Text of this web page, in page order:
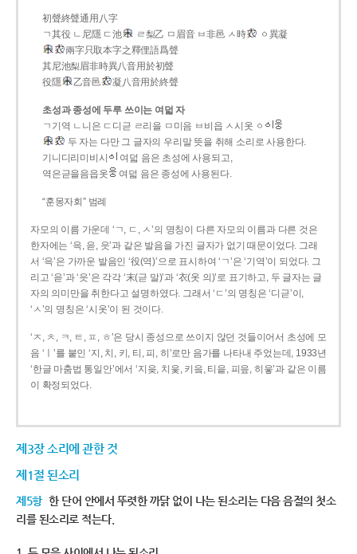
初聲終聲通用八字
ㄱ其役 ㄴ尼隱 ㄷ池
ㄹ梨乙 ㅁ眉音 ㅂ非邑 ㅅ時
ㆁ異凝
兩字只取本字之釋俚語爲聲
其尼池梨眉非時異八音用於初聲
役隱
乙音邑 凝八音用於終聲
초성과 종성에 두루 쓰이는 여덟 자
ㄱ기역 ㄴ니은 ㄷ디귿 ㄹ리을 ㅁ미음 ㅂ비읍 ㅅ시옷 ㆁ
두 자는 다만 그 글자의 우리말 뜻을 취해 소리로 사용한다.
기니디리미비시
여덟 음은 초성에 사용되고,
역은귿을음읍옷
여덟 음은 종성에 사용된다.
“훈몽자회” 범례
자모의 이름 가운데 ‘ㄱ, ㄷ, ㅅ’의 명칭이 다른 자모의 이름과 다른 것은
한자에는 ‘윽, 읃, 읏’과 같은 발음을 가진 글자가 없기 때문이었다. 그래
서 ‘윽’은 가까운 발음인 ‘役(역)’으로 표시하여 ‘ㄱ’은 ‘기역’이 되었다. 그
리고 ‘읃’과 ‘읏’은 각각 ‘末(귿 말)’과 ‘衣(옷 의)’로 표기하고, 두 글자는 글
자의 의미만을 취한다고 설명하였다. 그래서 ‘ㄷ’의 명칭은 ‘디귿’이,
‘ㅅ’의 명칭은 ‘시옷’이 된 것이다.
‘ㅈ, ㅊ, ㅋ, ㅌ, ㅍ, ㅎ’은 당시 종성으로 쓰이지 않던 것들이어서 초성에 모
음 ‘ㅣ’를 붙인 ‘지, 치, 키, 티, 피, 히’로만 음가를 나타내 주었는데, 1933년
‘한글 마춤법 통일안’에서 ‘지읒, 치읓, 키읔, 티읕, 피읖, 히읗’과 같은 이름
이 확정되었다.
제3장 소리에 관한 것
제1절 된소리
제5항 한 단어 안에서 뚜렷한 까닭 없이 나는 된소리는 다음 음절의 첫소
리를 된소리로 적는다.